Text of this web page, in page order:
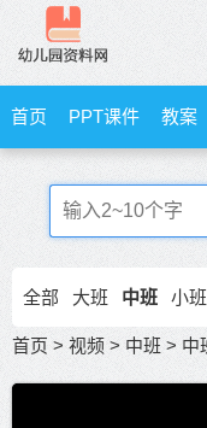
首页 PPT课件 教案
全部 大班 中班 小班
首页 > 视频 > 中班 >